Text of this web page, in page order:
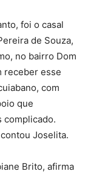
foi o casal
de Souza,
no bairro Dom
receber esse
com
que
complicado.
Joselita.
Brito, afirma